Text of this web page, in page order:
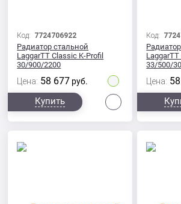
Код: 7724706922
Радиатор стальной
LaggarTT Classic K-Profil
30/900/2200
Цена: 58 677 руб.
Купить
Код:
LaggarTT
33/500/
Цена: